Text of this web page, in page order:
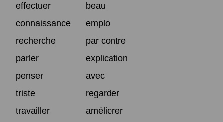
effectuer
beau
connaissance
emploi
recherche
par contre
parler
explication
penser
avec
triste
regarder
travailler
améliorer